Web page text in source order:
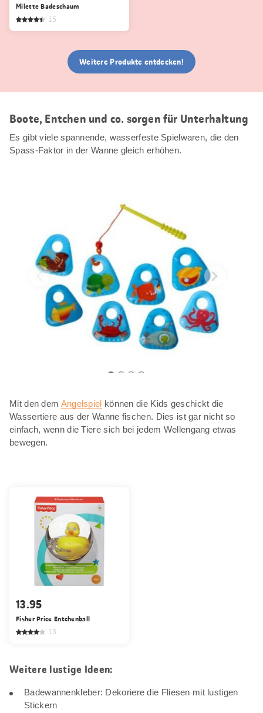
Milette Badeschaum
15
Weitere Produkte entdecken!
Boote, Entchen und co. sorgen für Unterhaltung
Es gibt viele spannende, wasserfeste Spielwaren, die den
Spass-Faktor in der Wanne gleich erhöhen.
Mit den dem Angelspiel können die Kids geschickt die
Wassertiere aus der Wanne fischen. Dies ist gar nicht so
einfach, wenn die Tiere sich bei jedem Wellengang etwas
bewegen.
13.95
Fisher Price Entchenball
13
Weitere lustige Ideen:
Badewannenkleber: Dekoriere die Fliesen mit lustigen
Stickern